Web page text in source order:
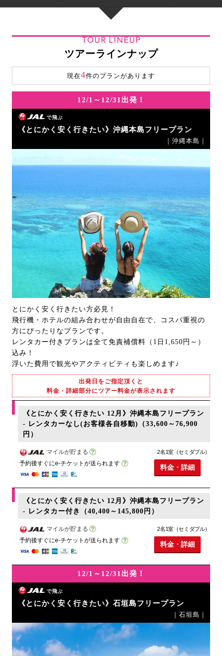
TOUR LINEUP
ツアーラインナップ
現在4件のプランがあります
12/1～12/31出発！
で飛ぶ
《とにかく安く行きたい》沖縄本島フリープラン
｜沖縄本島｜
とにかく安く行きたい方必見！
飛行機・ホテルの組み合わせが自由自在で、コスパ重視の
方にぴったりなプランです。
レンタカー付きプランは全て免責補償料（1日1,650円～）
込み！
浮いた費用で観光やアクティビティも楽しめます♪
出発日をご指定頂くと
料金・詳細部分にツアー料金が表示されます
《とにかく安く行きたい 12月》沖縄本島フリープラン
- レンタカーなし(お客様各自移動)（33,600～76,900
円）
マイルが貯まる
予約後すぐにe-チケットが送られます
2名1室（セミダブル）
料金・詳細
《とにかく安く行きたい 12月》沖縄本島フリープラン
- レンタカー付き（40,400～145,800円）
マイルが貯まる
予約後すぐにe-チケットが送られます
2名1室（セミダブル）
料金・詳細
12/1～12/31出発！
で飛ぶ
《とにかく安く行きたい》石垣島フリープラン
｜石垣島｜